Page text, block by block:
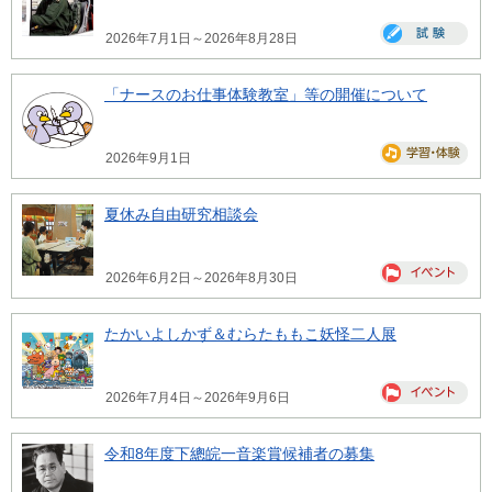
2026年7月1日～2026年8月28日
「ナースのお仕事体験教室」等の開催について
2026年9月1日
夏休み自由研究相談会
2026年6月2日～2026年8月30日
たかいよしかず＆むらたももこ妖怪二人展
2026年7月4日～2026年9月6日
令和8年度下總皖一音楽賞候補者の募集